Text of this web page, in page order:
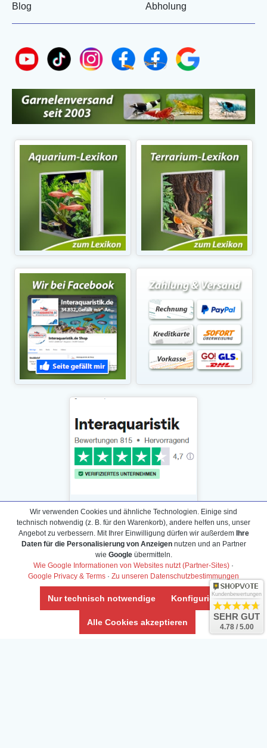
Blog
Abholung
Daten­schutz­erklärung
Widerrufs­recht /Widerrufs­formular
AGB & Info
Impressum
Umwelt und Entsorgung
Vertrag widerrufen
Wir verwenden Cookies und ähnliche Technologien. Einige sind
technisch notwendig (z. B. für den Warenkorb), andere helfen uns, unser
Angebot zu verbessern. Mit Ihrer Einwilligung dürfen wir außerdem Ihre
Daten für die Personalisierung von Anzeigennutzen und an Partner
wie Googleübermitteln.
Wie Google Informationen von Websites nutzt (Partner-Sites) ·
Google Privacy & Terms · Zu unseren Datenschutzbestimmungen
Nur technisch notwendige Konfigurieren
Alle Cookies akzeptieren
Kundenbewertungen
SEHR GUT
4.78 / 5.00